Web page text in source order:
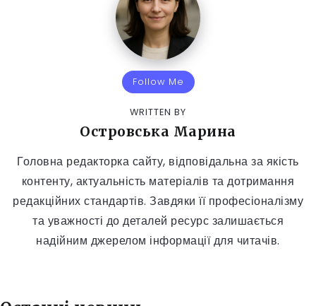
Follow Me
WRITTEN BY
Островська Марина
Головна редакторка сайту, відповідальна за якість
контенту, актуальність матеріалів та дотримання
редакційних стандартів. Завдяки її професіоналізму
та уважності до деталей ресурс залишається
надійним джерелом інформації для читачів.